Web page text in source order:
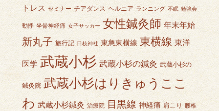
トレス セミナー チアダンス ヘルニア ランニング 不眠 勉強会
動悸 坐骨神経痛 女子サッカー 女性鍼灸師 年末年始
新丸子 旅行記 日枝神社 東急東横線 東横線 東洋
医学 武蔵小杉 武蔵小杉の鍼灸 武蔵小杉の
鍼灸院 武蔵小杉はりきゅうここ
わ 武蔵小杉鍼灸 治療院 目黒線 神経痛 肩こり 腰椎